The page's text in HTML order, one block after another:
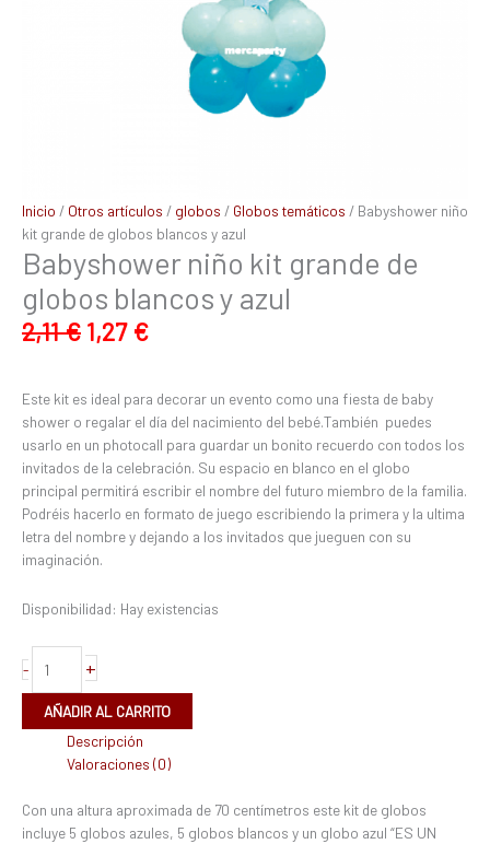
Inicio / Otros artículos / globos / Globos temáticos / Babyshower niño
kit grande de globos blancos y azul
Babyshower niño kit grande de
globos blancos y azul
2,11€ 1,27 €
Este kit es ideal para decorar un evento como una fiesta de baby
shower o regalar el día del nacimiento del bebé.También puedes
usarlo en un photocall para guardar un bonito recuerdo con todos los
invitados de la celebración. Su espacio en blanco en el globo
principal permitirá escribir el nombre del futuro miembro de la familia.
Podréis hacerlo en formato de juego escribiendo la primera y la ultima
letra del nombre y dejando a los invitados que jueguen con su
imaginación.
Disponibilidad: Hay existencias
- +
AÑADIR AL CARRITO
Descripción
Valoraciones (0)
Con una altura aproximada de 70 centímetros este kit de globos
incluye 5 globos azules, 5 globos blancos y un globo azul “ES UN